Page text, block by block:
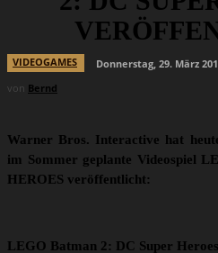
VIDEOGAMES
Donnerstag, 29. März
von Bernd
Warner Bros. Interactive hat
im Sommer geplante Videospiel
HEROES veröffentlicht:
LEGO Batman 2: DC Super Heroes